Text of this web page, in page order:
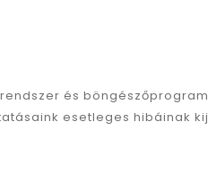
és
esetleges hibáinak